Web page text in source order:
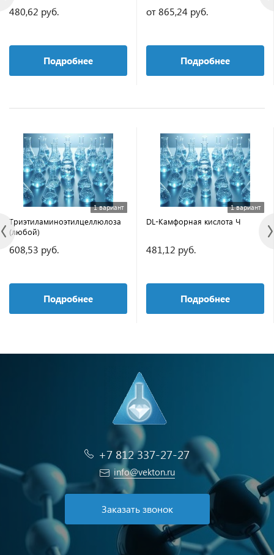
480,62 руб.
Подробнее
от 865,24 руб.
Подробнее
1 вариант
Триэтиламиноэтилцеллюлоза
(любой)
608,53 руб.
Подробнее
1 вариант
DL-Камфорная кислота Ч
481,12 руб.
Подробнее
+7 812 337-27-27
info@vekton.ru
Заказать звонок